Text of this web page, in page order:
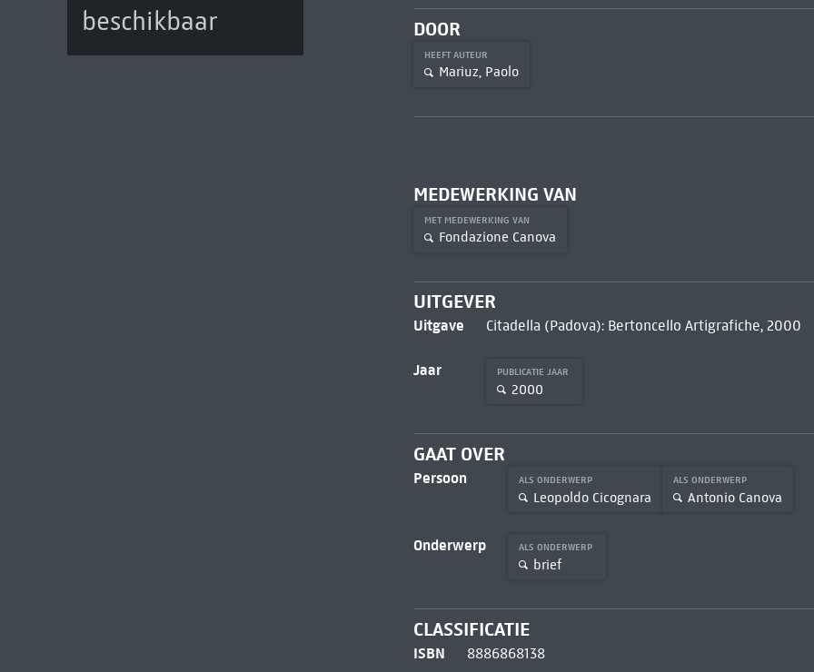
beschikbaar
DOOR
HEEFT AUTEUR
Mariuz, Paolo
MEDEWERKING VAN
MET MEDEWERKING VAN
Fondazione Canova
UITGEVER
Uitgave Citadella (Padova): Bertoncello Artigrafiche, 2000
Jaar PUBLICATIE JAAR
2000
GAAT OVER
Persoon ALS ONDERWERP
Leopoldo Cicognara
ALS ONDERWERP
Antonio Canova
Onderwerp ALS ONDERWERP
brief
CLASSIFICATIE
ISBN 8886868138